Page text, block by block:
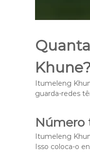
Itumeleng
guarda-redes
Número
Itumeleng
Isso coloca-o